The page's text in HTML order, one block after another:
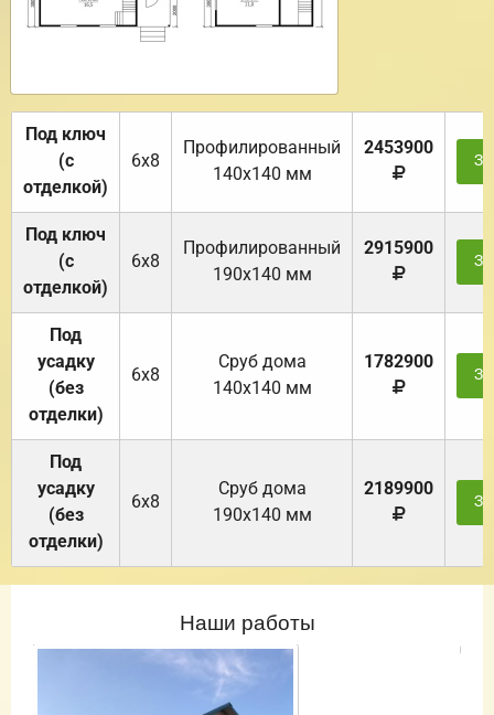
Под ключ
(с
отделкой)
6х8
Профилированный
140х140 мм
2453900
Под ключ
(с
отделкой)
6х8
Профилированный
190х140 мм
2915900
Под
усадку
(без
отделки)
6х8
Cруб дома
140х140 мм
1782900
Под
усадку
(без
отделки)
6х8
Cруб дома
190х140 мм
2189900
Наши работы